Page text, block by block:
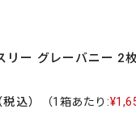
リー グレーバニー 2
税込） （1箱あたり: